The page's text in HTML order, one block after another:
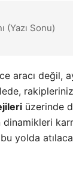
(Yazı Sonu)
aracı değil,
üzerinde
yolda